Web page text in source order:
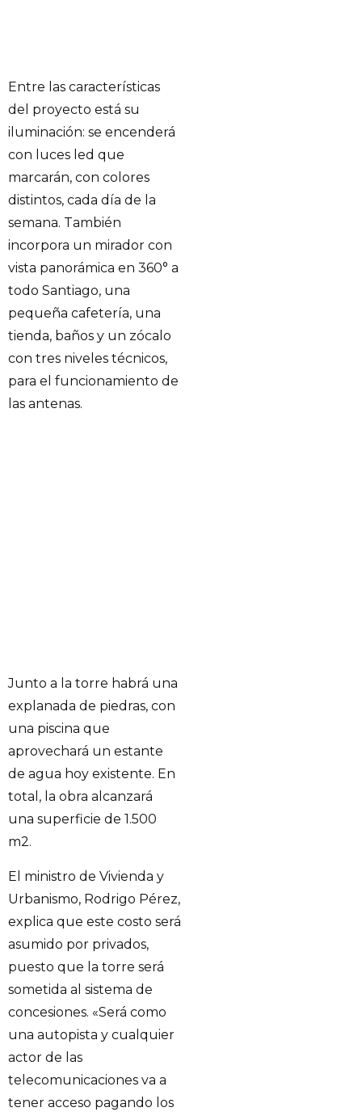
Entre las características
del proyecto está su
iluminación: se encenderá
con luces led que
marcarán, con colores
distintos, cada día de la
semana. También
incorpora un mirador con
vista panorámica en 360° a
todo Santiago, una
pequeña cafetería, una
tienda, baños y un zócalo
con tres niveles técnicos,
para el funcionamiento de
las antenas.
Junto a la torre habrá una
explanada de piedras, con
una piscina que
aprovechará un estante
de agua hoy existente. En
total, la obra alcanzará
una superficie de 1.500
m2.
El ministro de Vivienda y
Urbanismo, Rodrigo Pérez,
explica que este costo será
asumido por privados,
puesto que la torre será
sometida al sistema de
concesiones. «Será como
una autopista y cualquier
actor de las
telecomunicaciones va a
tener acceso pagando los